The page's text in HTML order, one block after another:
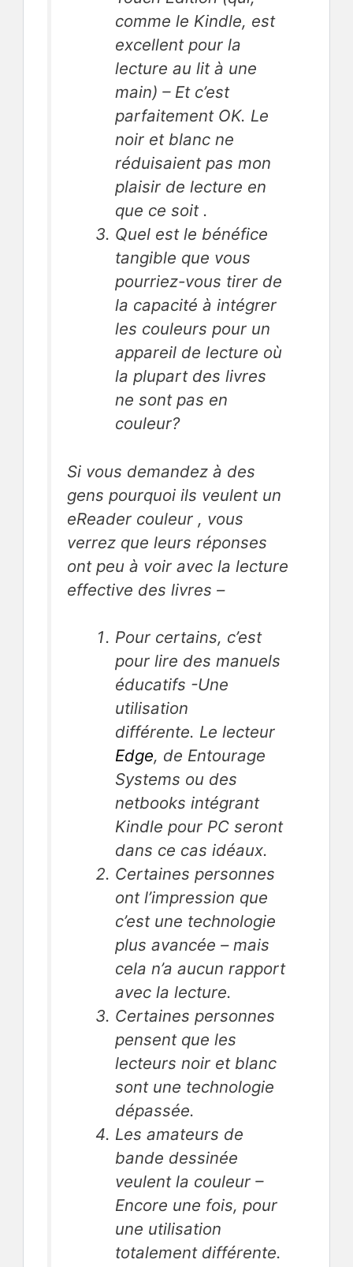
comme le Kindle, est
excellent pour la
lecture au lit à une
main) – Et c’est
parfaitement OK. Le
noir et blanc ne
réduisaient pas mon
plaisir de lecture en
que ce soit .
Quel est le bénéfice
tangible que vous
pourriez-vous tirer de
la capacité à intégrer
les couleurs pour un
appareil de lecture où
la plupart des livres
ne sont pas en
couleur?
Si vous demandez à des
gens pourquoi ils veulent un
eReader couleur , vous
verrez que leurs réponses
ont peu à voir avec la lecture
effective des livres –
Pour certains, c’est
pour lire des manuels
éducatifs -Une
utilisation
différente. Le lecteur
Edge, de Entourage
Systems ou des
netbooks intégrant
Kindle pour PC seront
dans ce cas idéaux.
Certaines personnes
ont l’impression que
c’est une technologie
plus avancée – mais
cela n’a aucun rapport
avec la lecture.
Certaines personnes
pensent que les
lecteurs noir et blanc
sont une technologie
dépassée.
Les amateurs de
bande dessinée
veulent la couleur –
Encore une fois, pour
une utilisation
totalement différente.